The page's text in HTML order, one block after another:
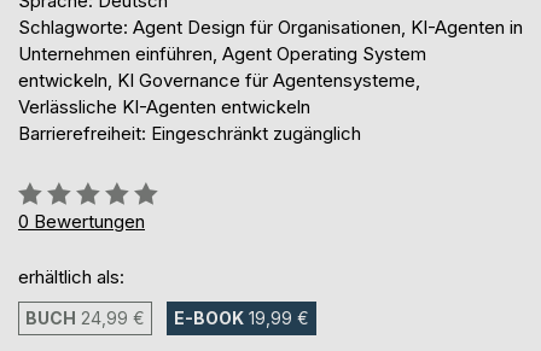
Schlagworte: Agent Design für Organisationen, KI-Agenten in
Unternehmen einführen, Agent Operating System
entwickeln, KI Governance für Agentensysteme,
Verlässliche KI-Agenten entwickeln
Barrierefreiheit: Eingeschränkt zugänglich
Bewertung::
0%
0 Bewertungen
erhältlich als:
BUCH 24,99 € E-BOOK 19,99 €